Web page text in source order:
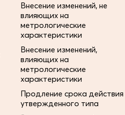
Внесение изменений, не
влияющих на
метрологические
характеристики
Внесение изменений,
влияющих на
метрологические
характеристики
Продление срока действия
утвержденного типа